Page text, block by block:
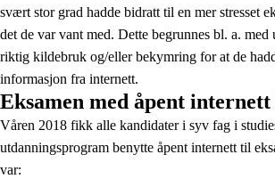
svært stor grad hadde bidratt til en mer stresset
det de var vant med. Dette begrunnes bl. a.
riktig kildebruk og/eller bekymring for at de
informasjon fra internett.
Eksamen med åpent
Våren 2018 fikk alle kandidater i syv fag i
utdanningsprogram benytte åpent internett til
var: